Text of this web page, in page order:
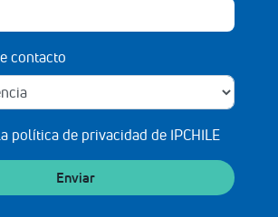
contacto
política de privacidad de IPCHILE
Enviar